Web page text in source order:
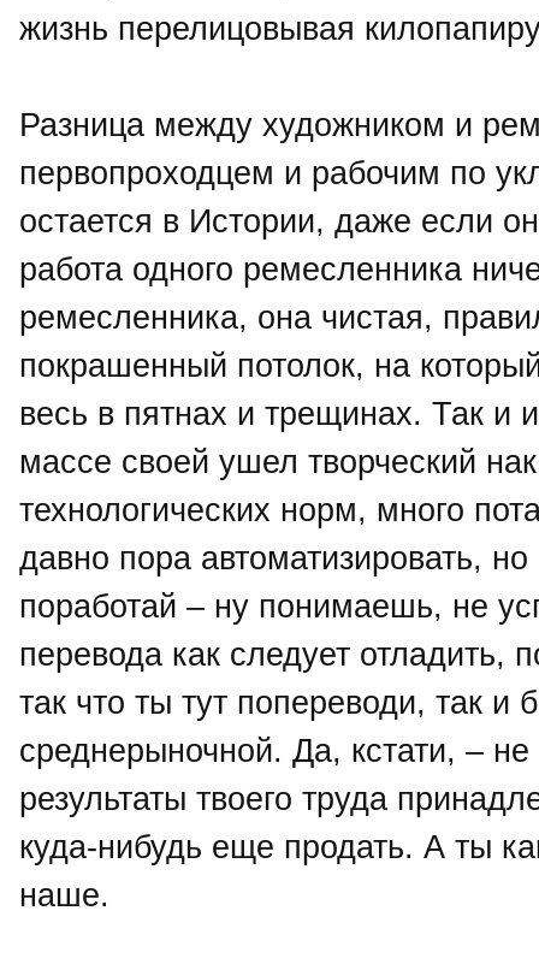
жизнь перелицовывая
Разница между художником и
первопроходцем и рабочим по
остается в Истории, даже если
работа одного ремесленника
ремесленника, она чистая,
покрашенный потолок, на
весь в пятнах и трещинах. Так и
массе своей ушел творческий
технологических норм, много
давно пора автоматизировать,
поработай – ну понимаешь, не
перевода как следует отладить,
так что ты тут попереводи, так и
среднерыночной. Да, кстати, –
результаты твоего труда
куда-нибудь еще продать. А ты
наше.